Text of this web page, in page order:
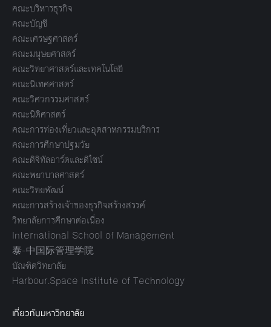
คณะบริหารธุรกิจ
คณะบัญชี
คณะเศรษฐศาสตร์
คณะมนุษยศาสตร์
คณะวิทยาศาสตร์และเทคโนโลยี
คณะนิเทศศาสตร์
คณะวิศวกรรมศาสตร์
คณะนิติศาสตร์
คณะการท่องเที่ยวและอุตสาหกรรมบริการ
คณะการศึกษาปฐมวัย
คณะดิจิทัลอาร์ตและดีไซน์
คณะพยาบาลศาสตร์
คณะวิทยพัฒน์
คณะการสร้างเจ้าของธุรกิจสร้างสรรค์
วิทยาลัยการศึกษาต่อเนื่อง
International School of Management
泰-中国际管理学院
บัณฑิตวิทยาลัย
Harbour.Space Institute of Technology
เกี่ยวกับมหาวิทยาลัย